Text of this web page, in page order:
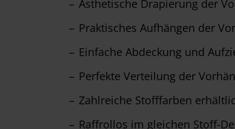
Ästhetische Drapierung der
Praktisches Aufhängen der
Einfache Abdeckung und
Perfekte Verteilung der
Zahlreiche Stofffarben
Raffrollos im gleichen Stoff-